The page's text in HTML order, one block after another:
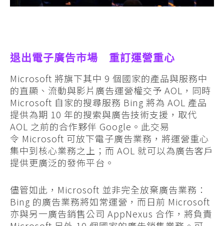
退出電子廣告市場 重訂運營重心
Microsoft 將旗下其中 9 個國家的產品與服務中
的直顯、流動與影片廣告運營權交予 AOL，同時
Microsoft 自家的搜尋服務 Bing 將為 AOL 產品
提供為期 10 年的搜索與廣告技術支援，取代
AOL 之前的合作夥伴 Google。此交易
令 Microsoft 可放下電子廣告業務，將運營重心
集中到核心業務之上；而 AOL 就可以為廣告客戶
提供更廣泛的發佈平台。
儘管如此，Microsoft 並非完全放棄廣告業務：
Bing 的廣告業務將如常運營，而日前 Microsoft
亦與另一廣告銷售公司 AppNexus 合作，將負責